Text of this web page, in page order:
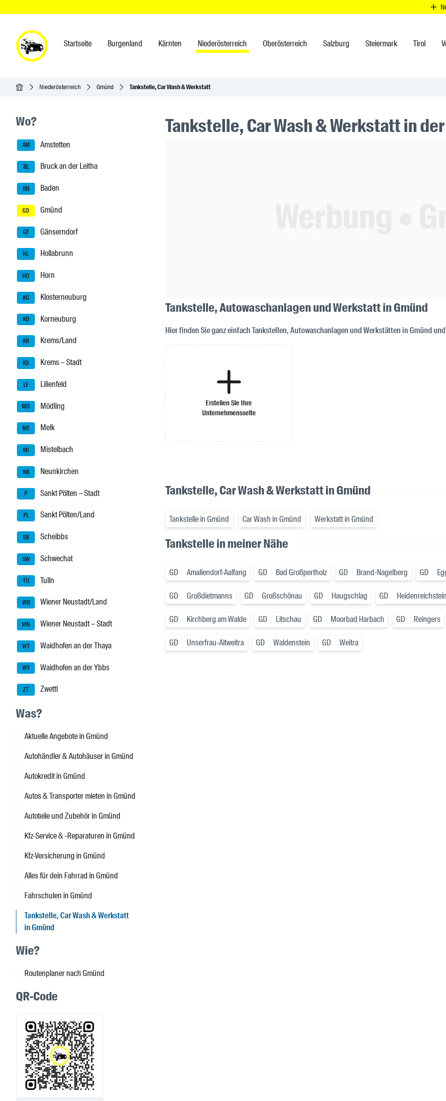
Startseite Burgenland Kärnten Niederösterreich Oberösterreich Salzburg Steiermark Tirol
StartseiteNiederösterreich Gmünd Tankstelle, Car Wash & Werkstatt
Seitenleisten-Navigation
Wo?
AM Amstetten
BL Bruck an der Leitha
BN Baden
GD Gmünd
GF Gänserndorf
HL Hollabrunn
HO Horn
KG Klosterneuburg
KO Korneuburg
KR Krems/Land
KS Krems – Stadt
LF Lilienfeld
MD Mödling
ME Melk
MI Mistelbach
NK Neunkirchen
P Sankt Pölten – Stadt
PL Sankt Pölten/Land
SB Scheibbs
SW Schwechat
TU Tulln
WB Wiener Neustadt/Land
WN Wiener Neustadt – Stadt
WT Waidhofen an der Thaya
WY Waidhofen an der Ybbs
ZT Zwettl
Was?
Aktuelle Angebote in Gmünd
Autohändler & Autohäuser in Gmünd
Autokredit in Gmünd
Autos & Transporter mieten in Gmünd
Autoteile und Zubehör in Gmünd
Kfz-Service & -Reparaturen in Gmünd
Kfz-Versicherung in Gmünd
Alles für dein Fahrrad in Gmünd
Fahrschulen in Gmünd
Tankstelle, Car Wash & Werkstatt
in Gmünd
Wie?
Routenplaner nach Gmünd
QR-Code
Tankstelle, Car Wash & Werkstatt in
Tankstelle, Autowaschanlagen und Werkstatt in Gmünd
Hier finden Sie ganz einfach Tankstellen, Autowaschanlagen und Werkstätten in Gmünd
Erstellen Sie Ihre
Unternehmensseite
Tankstelle, Car Wash & Werkstatt in Gmünd
Tankstelle in Gmünd Car Wash in Gmünd Werkstatt in Gmünd
Tankstelle in meiner Nähe
GD Amaliendorf-Aalfang GD Bad Großpertholz GD Brand-Nagelberg GD
GD Großdietmanns GD Großschönau GD Haugschlag GD Heidenreichstein
GD Kirchberg am Walde GD Litschau GD Moorbad Harbach GD Reingers
GD Unserfrau-Altweitra GD Waldenstein GD Weitra